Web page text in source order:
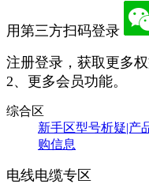
用第三方扫码登录
注册登录，获取更多权
2、更多会员功能。
综合区
新手区型号析疑|产
购信息
电线电缆专区